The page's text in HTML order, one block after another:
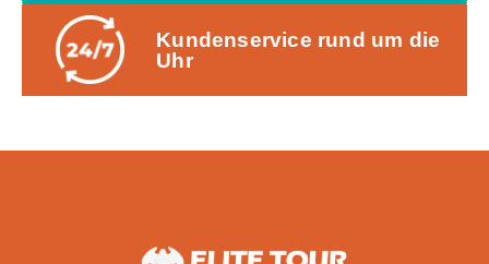
Kundenservice rund um die
Uhr